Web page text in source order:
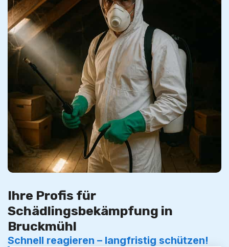
Ihre Profis für
Schädlingsbekämpfung in
Bruckmühl
Schnell reagieren – langfristig schützen!